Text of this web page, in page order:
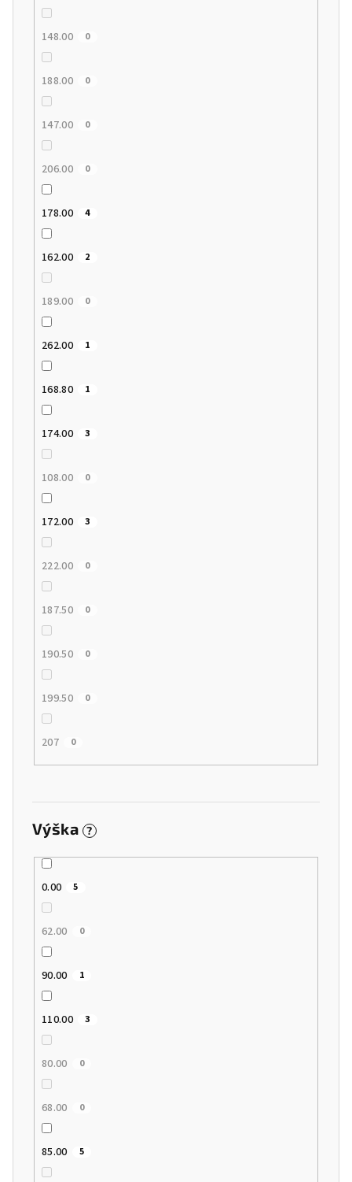
148.00 0
188.00 0
147.00 0
206.00 0
178.00 4
162.00 2
189.00 0
262.00 1
168.80 1
174.00 3
108.00 0
172.00 3
222.00 0
187.50 0
190.50 0
199.50 0
207 0
Výška ?
0.00 5
62.00 0
90.00 1
110.00 3
80.00 0
68.00 0
85.00 5